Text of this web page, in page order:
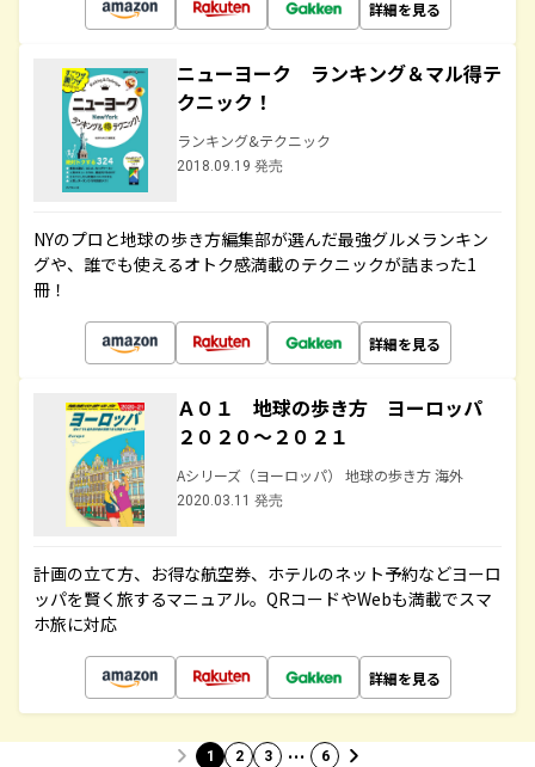
詳細を見る
ニューヨーク ランキング＆マル得テ
クニック！
ランキング&テクニック
2018.09.19 発売
NYのプロと地球の歩き方編集部が選んだ最強グルメランキン
グや、誰でも使えるオトク感満載のテクニックが詰まった1
冊！
詳細を見る
Ａ０１ 地球の歩き方 ヨーロッパ
２０２０～２０２１
Aシリーズ（ヨーロッパ） 地球の歩き方 海外
2020.03.11 発売
計画の立て方、お得な航空券、ホテルのネット予約などヨーロ
ッパを賢く旅するマニュアル。QRコードやWebも満載でスマ
ホ旅に対応
詳細を見る
1 2 3 … 6